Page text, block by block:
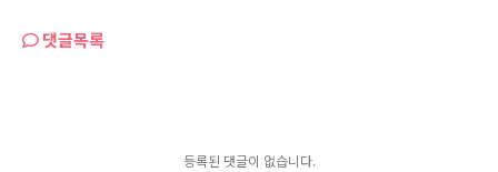
댓글목록
등록된 댓글이 없습니다.